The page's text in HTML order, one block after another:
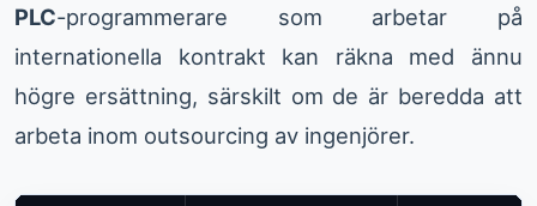
PLC-programmerare som arbetar på
internationella kontrakt kan räkna med ännu
högre ersättning, särskilt om de är beredda att
arbeta inom outsourcing av ingenjörer.